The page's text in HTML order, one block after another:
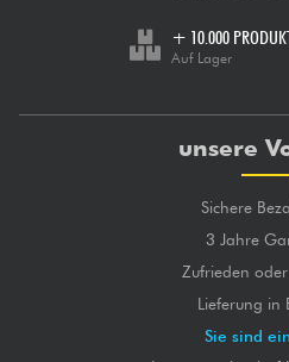
+ 10.000
Auf Lager
unsere
Sichere
3 Jahre
Zufrieden
Lieferung in
Sie sind